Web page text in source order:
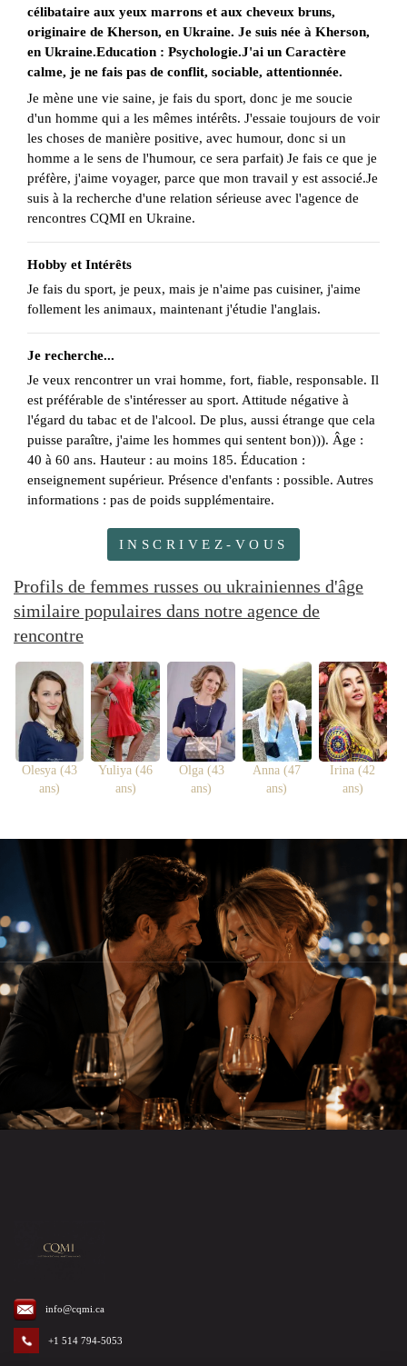
célibataire aux yeux marrons et aux cheveux bruns,
originaire de Kherson, en Ukraine. Je suis née à Kherson,
en Ukraine.Education : Psychologie.J'ai un Caractère
calme, je ne fais pas de conflit, sociable, attentionnée.
Je mène une vie saine, je fais du sport, donc je me soucie
d'un homme qui a les mêmes intérêts. J'essaie toujours de voir
les choses de manière positive, avec humour, donc si un
homme a le sens de l'humour, ce sera parfait) Je fais ce que je
préfère, j'aime voyager, parce que mon travail y est associé.Je
suis à la recherche d'une relation sérieuse avec l'agence de
rencontres CQMI en Ukraine.
Hobby et Intérêts
Je fais du sport, je peux, mais je n'aime pas cuisiner, j'aime
follement les animaux, maintenant j'étudie l'anglais.
Je recherche...
Je veux rencontrer un vrai homme, fort, fiable, responsable. Il
est préférable de s'intéresser au sport. Attitude négative à
l'égard du tabac et de l'alcool. De plus, aussi étrange que cela
puisse paraître, j'aime les hommes qui sentent bon))). Âge :
40 à 60 ans. Hauteur : au moins 185. Éducation :
enseignement supérieur. Présence d'enfants : possible. Autres
informations : pas de poids supplémentaire.
INSCRIVEZ-VOUS
Profils de femmes russes ou ukrainiennes d'âge
similaire populaires dans notre agence de
rencontre
Olesya (43
ans)
Yuliya (46
ans)
Olga (43
ans)
Anna (47
ans)
Irina (42
ans)
info@cqmi.ca
+1 514 794-5053